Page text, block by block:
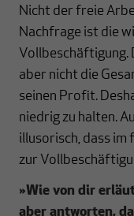
Nicht der freie
Nachfrage ist die
Vollbeschäftigung.
aber nicht die
seinen Profit.
niedrig zu halten.
illusorisch, dass
zur
»Wie von dir
aber antworten,